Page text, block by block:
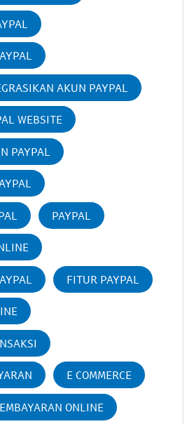
AKUN PAYPAL
WEBSITE
PAYPAL
PAYPAL
FITUR PAYPAL
E COMMERCE
ONLINE